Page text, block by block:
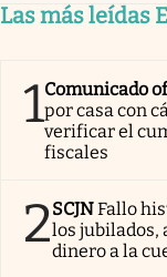
Las más leídas
1Comunicado
por casa con
verificar el
fiscales
2SCJNFallo
los jubilados,
dinero a la